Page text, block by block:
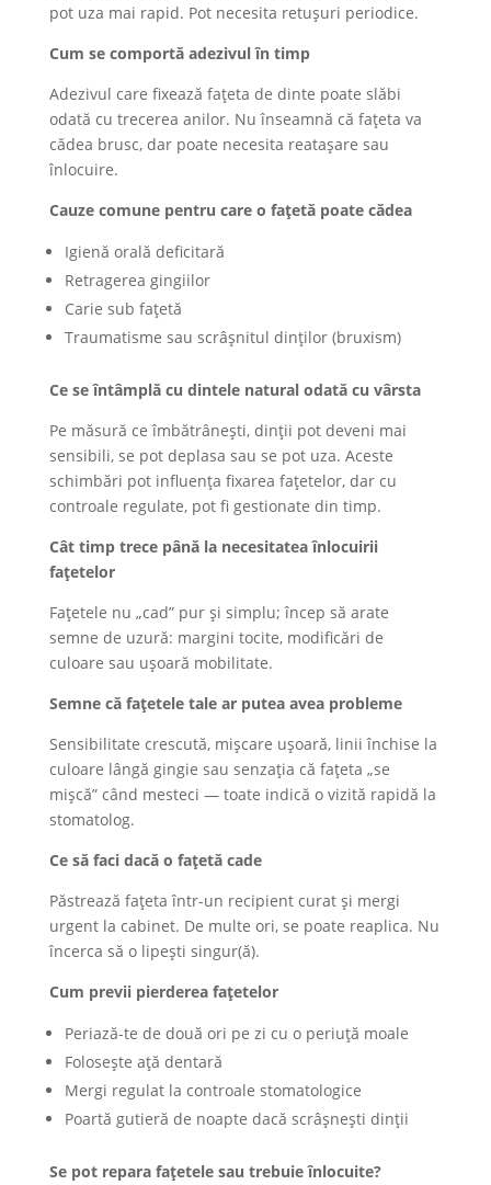
pot uza mai rapid. Pot necesita retușuri periodice.
Cum se comportă adezivul în timp
Adezivul care fixează fațeta de dinte poate slăbi
odată cu trecerea anilor. Nu înseamnă că fațeta va
cădea brusc, dar poate necesita reatașare sau
înlocuire.
Cauze comune pentru care o fațetă poate cădea
Igienă orală deficitară
Retragerea gingiilor
Carie sub fațetă
Traumatisme sau scrâșnitul dinților (bruxism)
Ce se întâmplă cu dintele natural odată cu vârsta
Pe măsură ce îmbătrânești, dinții pot deveni mai
sensibili, se pot deplasa sau se pot uza. Aceste
schimbări pot influența fixarea fațetelor, dar cu
controale regulate, pot fi gestionate din timp.
Cât timp trece până la necesitatea înlocuirii
fațetelor
Fațetele nu „cad” pur și simplu; încep să arate
semne de uzură: margini tocite, modificări de
culoare sau ușoară mobilitate.
Semne că fațetele tale ar putea avea probleme
Sensibilitate crescută, mișcare ușoară, linii închise la
culoare lângă gingie sau senzația că fațeta „se
mișcă” când mesteci — toate indică o vizită rapidă la
stomatolog.
Ce să faci dacă o fațetă cade
Păstrează fațeta într-un recipient curat și mergi
urgent la cabinet. De multe ori, se poate reaplica. Nu
încerca să o lipești singur(ă).
Cum previi pierderea fațetelor
Periază-te de două ori pe zi cu o periuță moale
Folosește ață dentară
Mergi regulat la controale stomatologice
Poartă gutieră de noapte dacă scrâșnești dinții
Se pot repara fațetele sau trebuie înlocuite?